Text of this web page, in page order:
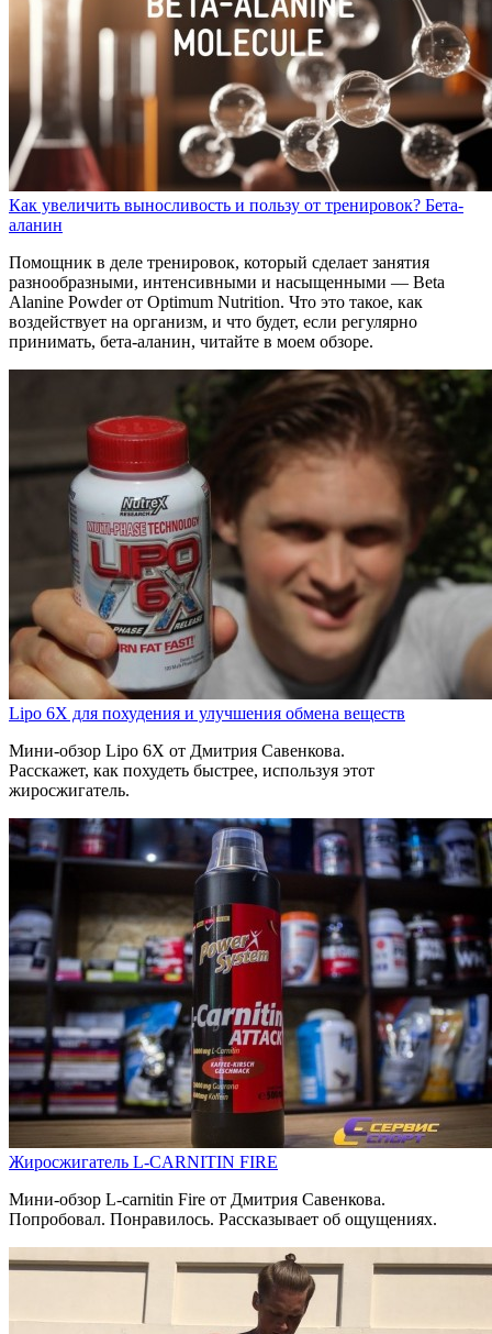
Как увеличить выносливость и пользу от тренировок? Бета-
аланин
Помощник в деле тренировок, который сделает занятия
разнообразными, интенсивными и насыщенными — Beta
Alanine Powder от Optimum Nutrition. Что это такое, как
воздействует на организм, и что будет, если регулярно
принимать, бета-аланин, читайте в моем обзоре.
Lipo 6X для похудения и улучшения обмена веществ
Мини-обзор Lipo 6X от Дмитрия Савенкова.
Расскажет, как похудеть быстрее, используя этот
жиросжигатель.
Жиросжигатель L-CARNITIN FIRE
Мини-обзор L-carnitin Fire от Дмитрия Савенкова.
Попробовал. Понравилось. Рассказывает об ощущениях.